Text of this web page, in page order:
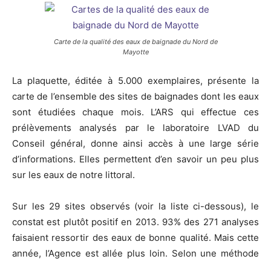
Carte de la qualité des eaux de baignade du Nord de
Mayotte
La plaquette, éditée à 5.000 exemplaires, présente la
carte de l’ensemble des sites de baignades dont les eaux
sont étudiées chaque mois. L’ARS qui effectue ces
prélèvements analysés par le laboratoire LVAD du
Conseil général, donne ainsi accès à une large série
d’informations. Elles permettent d’en savoir un peu plus
sur les eaux de notre littoral.
Sur les 29 sites observés (voir la liste ci-dessous), le
constat est plutôt positif en 2013. 93% des 271 analyses
faisaient ressortir des eaux de bonne qualité. Mais cette
année, l’Agence est allée plus loin. Selon une méthode